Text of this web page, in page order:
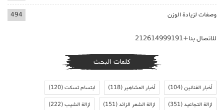
وصفات لزيادة الوزن 494
للاتصال بنا+212614999191
كلمات البحث
أخبار الفنانين(104) أخبار المشاهير(118) ابتسام تسكت(120)
ازالة التجاعيد(351) ازالة الشعر الزائد(151) ازالة الشيب(222)